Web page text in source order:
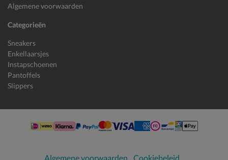
Algemene voorwaarden
Categorieën
Sneakers
Enkellaarsjes
Instapschoenen
Pantoffels
Slippers
Algemene voorwaarden Cookiebeleid